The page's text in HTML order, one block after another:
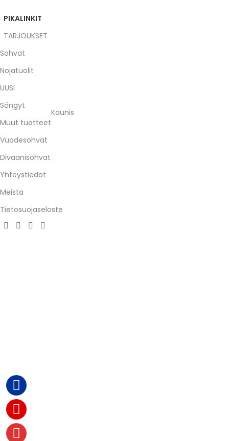
PIKALINKIT
TARJOUKSET
Sohvat
Nojatuolit
UUSI
Sängyt
Muut tuotteet
Kaunis
Vuodesohvat
Divaanisohvat
Yhteystiedot
Meista
Tietosuojaseloste